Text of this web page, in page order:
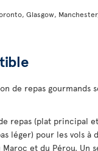
Glasgow,
de repas gourmands
repas (plat principal
léger) pour les vols
Maroc et du Pérou. Un